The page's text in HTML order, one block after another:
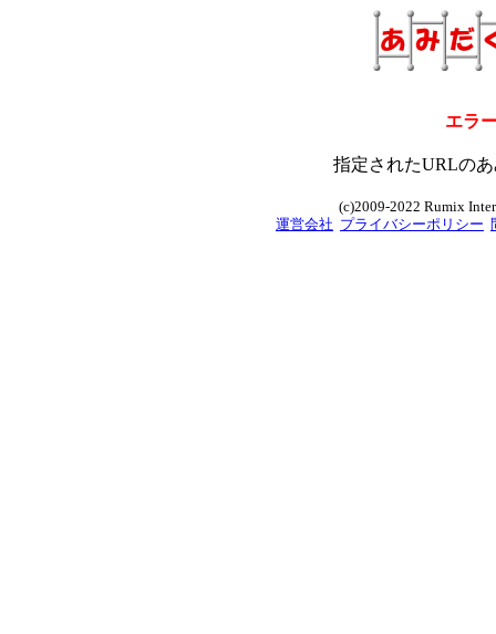
エラ
指定されたURLの
(c)2009-2022 Rumix
運営会社 プライバシーポリシー